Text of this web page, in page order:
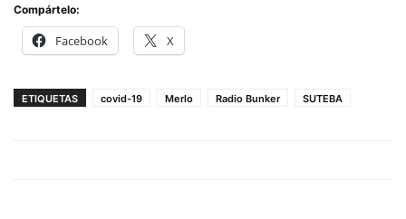
Compártelo:
Facebook X
ETIQUETAS covid-19 Merlo Radio Bunker SUTEBA